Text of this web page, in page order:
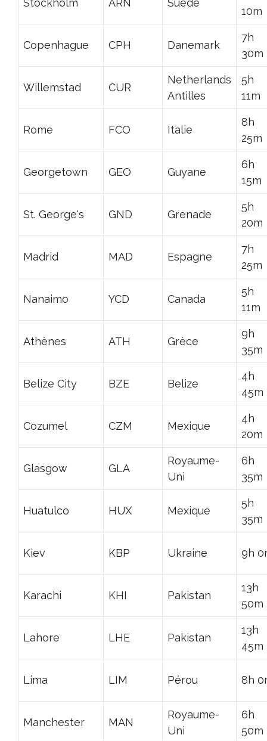
10m
Copenhague CPH Danemark
7h
30m
Willemstad CUR
Netherlands
Antilles
5h
11m
Rome FCO Italie
8h
25m
Georgetown GEO Guyane
6h
15m
St. George's GND Grenade
5h
20m
Madrid MAD Espagne
7h
25m
Nanaimo YCD Canada
5h
11m
Athènes ATH Grèce
9h
35m
Belize City BZE Belize
4h
45m
Cozumel CZM Mexique
4h
20m
Glasgow GLA
Royaume-
Uni
6h
35m
Huatulco HUX Mexique
5h
35m
Kiev KBP Ukraine 9h
Karachi KHI Pakistan
13h
50m
Lahore LHE Pakistan
13h
45m
Lima LIM Pérou 8h
Manchester MAN
Royaume-
Uni
6h
50m